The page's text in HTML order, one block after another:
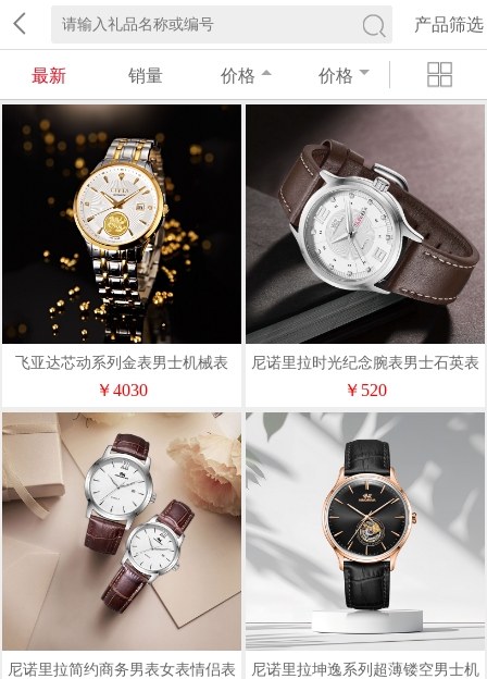
产品筛选
最新 销量 价格 价格
飞亚达芯动系列金表男士机械表
TGA520005.TWB
￥4030
尼诺里拉时光纪念腕表男士石英表
11007
￥520
尼诺里拉简约商务男表女表情侣表
尼诺里拉坤逸系列超薄镂空男士机